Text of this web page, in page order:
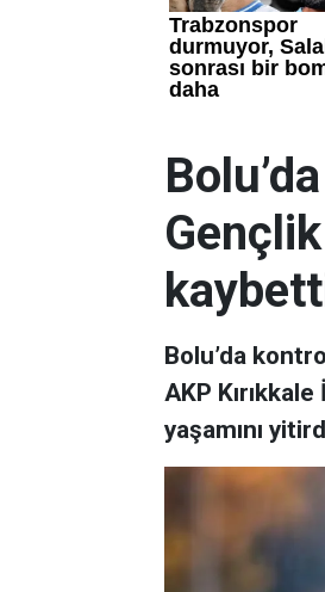
Bolu’da
AKP
yaşamını